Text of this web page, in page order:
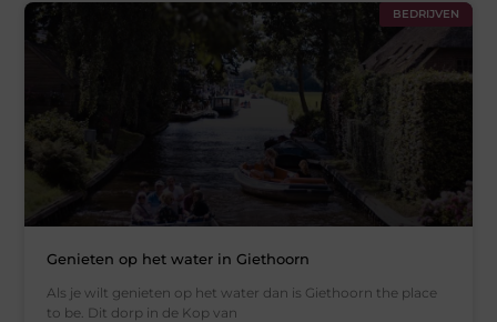
BEDRIJVEN
Genieten op het water in Giethoorn
Als je wilt genieten op het water dan is Giethoorn the place
to be. Dit dorp in de Kop van